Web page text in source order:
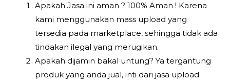
Apakah Jasa ini aman ? 100% Aman ! Karena
kami menggunakan mass upload yang
tersedia pada marketplace, sehingga tidak ada
tindakan ilegal yang merugikan.
Apakah dijamin bakal untung? Ya tergantung
produk yang anda jual, inti dari jasa upload